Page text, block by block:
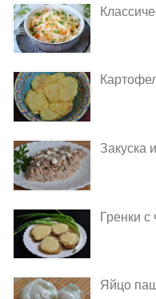
Закуска
Гренки
Яйцо